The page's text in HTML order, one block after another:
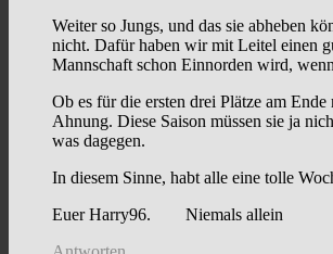
Weiter so Jungs, und das sie abheben
nicht. Dafür haben wir mit Leitel einen
Mannschaft schon Einnorden wird,
Ob es für die ersten drei Plätze am Ende
Ahnung. Diese Saison müssen sie ja
was dagegen.
In diesem Sinne, habt alle eine tolle
Euer Harry96. Niemals allein